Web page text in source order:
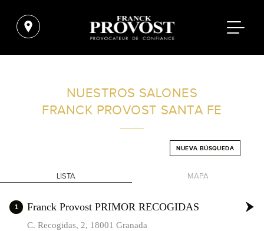
FILTROS AVANZADOS
NUESTROS SALONES
FRANCK PROVOST SANTA FE
NUEVA BÚSQUEDA
LISTA MAPA
+
1 Franck Provost PRIMOR RECOGIDAS
C. Recogidas, 2, 18001 Granada